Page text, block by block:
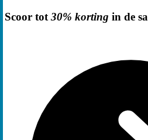
Scoor tot30% korting in de